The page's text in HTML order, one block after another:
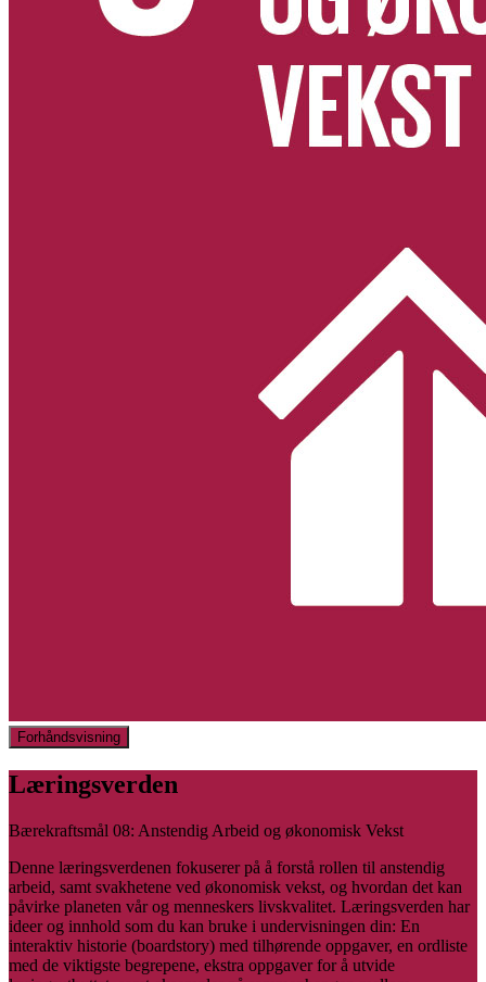
Forhåndsvisning
Læringsverden
Bærekraftsmål 08: Anstendig Arbeid og økonomisk Vekst
Denne læringsverdenen fokuserer på å forstå rollen til anstendig
arbeid, samt svakhetene ved økonomisk vekst, og hvordan det kan
påvirke planeten vår og menneskers livskvalitet. Læringsverden har
ideer og innhold som du kan bruke i undervisningen din: En
interaktiv historie (boardstory) med tilhørende oppgaver, en ordliste
med de viktigste begrepene, ekstra oppgaver for å utvide